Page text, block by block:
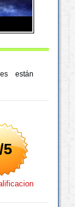
están
5